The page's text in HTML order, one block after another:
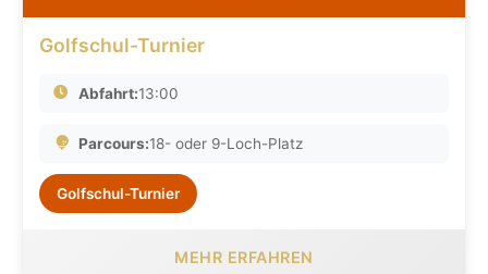
Golfschul-Turnier
Abfahrt:13:00
Parcours:18- oder 9-Loch-Platz
Golfschul-Turnier
MEHR ERFAHREN